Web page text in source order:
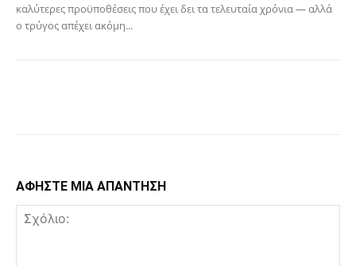
καλύτερες προϋποθέσεις που έχει δει τα τελευταία χρόνια — αλλά
ο τρύγος απέχει ακόμη...
ΑΦΗΣΤΕ ΜΙΑ ΑΠΑΝΤΗΣΗ